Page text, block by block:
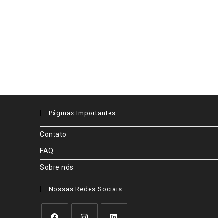
Páginas Importantes
Contato
FAQ
Sobre nós
Nossas Redes Sociais